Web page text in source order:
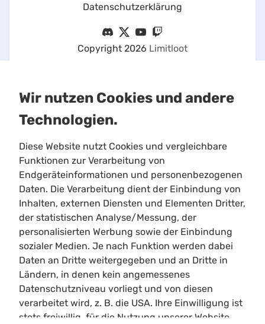
Datenschutzerklärung
Copyright 2026 Limitloot
This is an unofficial Star Citizen fansite, not
affiliated with the Cloud Imperium group of
companies. All content on this site not authored
by its host or users are property of their
respective owners.
All characters, places, events, ships, and ship
designs, and other content originating from Star
Citizen, Squadron 42, or other content produced
or created by its publishers or developers, are the
Wir nutzen Cookies und andere
Technologien.
Diese Website nutzt Cookies und vergleichbare
Funktionen zur Verarbeitung von
Endgeräteinformationen und personenbezogenen
Daten. Die Verarbeitung dient der Einbindung von
Inhalten, externen Diensten und Elementen Dritter,
der statistischen Analyse/Messung, der
personalisierten Werbung sowie der Einbindung
sozialer Medien. Je nach Funktion werden dabei
Daten an Dritte weitergegeben und an Dritte in
Ländern, in denen kein angemessenes
Datenschutzniveau vorliegt und von diesen
verarbeitet wird, z. B. die USA. Ihre Einwilligung ist
stets freiwillig, für die Nutzung unserer Website